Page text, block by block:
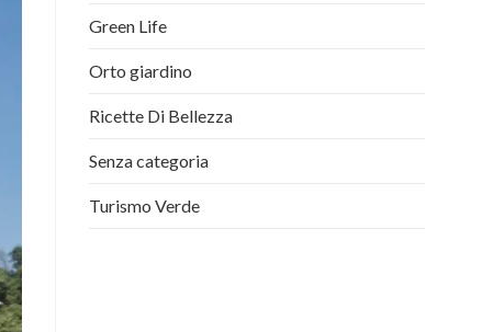
Green Life
Orto giardino
Ricette Di Bellezza
Senza categoria
Turismo Verde